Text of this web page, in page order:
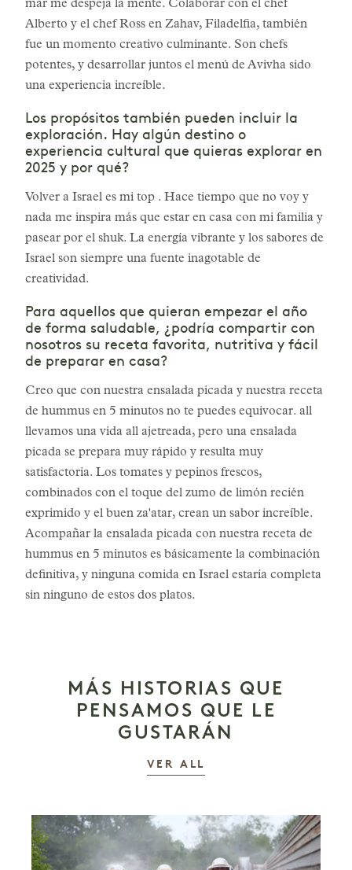
mar me despeja la mente. Colaborar con el chef
Alberto y el chef Ross en Zahav, Filadelfia, también
fue un momento creativo culminante. Son chefs
potentes, y desarrollar juntos el menú de Avivha sido
una experiencia increíble.
Los propósitos también pueden incluir la
exploración. Hay algún destino o
experiencia cultural que quieras explorar en
2025 y por qué?
Volver a Israel es mi top . Hace tiempo que no voy y
nada me inspira más que estar en casa con mi familia y
pasear por el shuk. La energía vibrante y los sabores de
Israel son siempre una fuente inagotable de
creatividad.
Para aquellos que quieran empezar el año
de forma saludable, ¿podría compartir con
nosotros su receta favorita, nutritiva y fácil
de preparar en casa?
Creo que con nuestra ensalada picada y nuestra receta
de hummus en 5 minutos no te puedes equivocar. all
llevamos una vida all ajetreada, pero una ensalada
picada se prepara muy rápido y resulta muy
satisfactoria. Los tomates y pepinos frescos,
combinados con el toque del zumo de limón recién
exprimido y el buen za'atar, crean un sabor increíble.
Acompañar la ensalada picada con nuestra receta de
hummus en 5 minutos es básicamente la combinación
definitiva, y ninguna comida en Israel estaría completa
sin ninguno de estos dos platos.
MÁS HISTORIAS QUE
PENSAMOS QUE LE
GUSTARÁN
VER ALL